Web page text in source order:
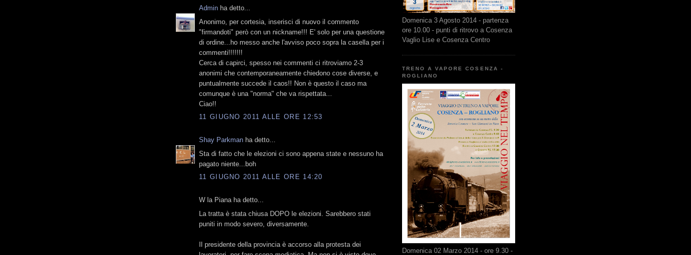
Admin ha detto...
Anonimo, per cortesia, inserisci di nuovo il commento
"firmandoti" però con un nickname!!! E' solo per una questione
di ordine...ho messo anche l'avviso poco sopra la casella per i
commenti!!!!!!!
Cerca di capirci, spesso nei commenti ci ritroviamo 2-3
anonimi che contemporaneamente chiedono cose diverse, e
puntualmente succede il caos!! Non è questo il caso ma
comunque è una "norma" che va rispettata...
Ciao!!
11 GIUGNO 2011 ALLE ORE 12:53
Shay Parkman ha detto...
Sta di fatto che le elezioni ci sono appena state e nessuno ha
pagato niente...boh
11 GIUGNO 2011 ALLE ORE 14:20
W la Piana ha detto...
La tratta è stata chiusa DOPO le elezioni. Sarebbero stati
puniti in modo severo, diversamente.
Il presidente della provincia è accorso alla protesta dei
Domenica 3 Agosto 2014 - partenza
ore 10.00 - punti di ritrovo a Cosenza
Vaglio Lise e Cosenza Centro
TRENO A VAPORE COSENZA -
ROGLIANO
Domenica 02 Marzo 2014 - ore 9.30 -